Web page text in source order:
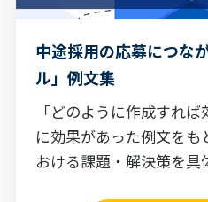
中途採用の応募につな
ル」例文集
「どのように作成すれ
に効果があった例文をも
おける課題・解決策を具